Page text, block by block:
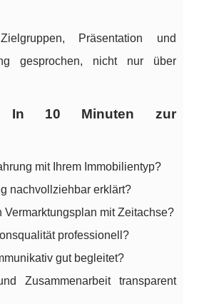
Präsentation und
gesprochen, nicht nur über
In 10 Minuten zur
mit Ihrem Immobilientyp?
nachvollziehbar erklärt?
Vermarktungsplan mit Zeitachse?
professionell?
gut begleitet?
Zusammenarbeit transparent